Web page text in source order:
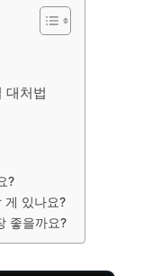
대처법
?
게 있나요?
좋을까요?